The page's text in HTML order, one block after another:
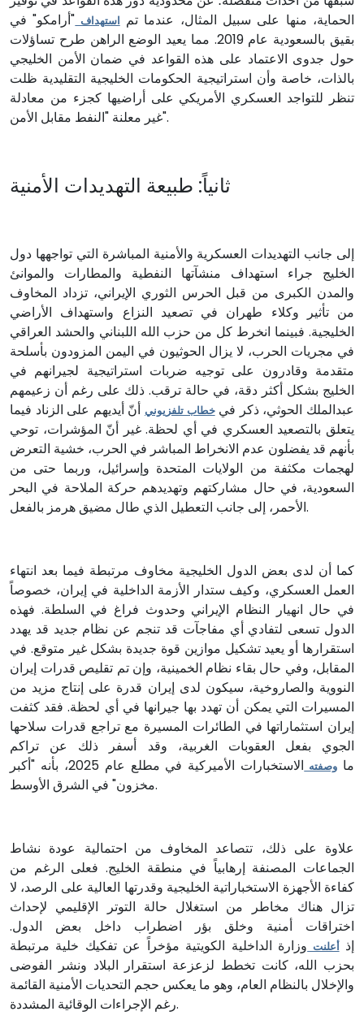
الحماية، منها على سبيل المثال، عندما تم استهداف "أرامكو" في
بقيق بالسعودية عام 2019. مما يعيد الوضع الراهن طرح تساؤلات
حول جدوى الاعتماد على هذه القواعد في ضمان الأمن الخليجي
بالذات، خاصة وأن استراتيجية الحكومات الخليجية التقليدية ظلت
تنظر للتواجد العسكري الأمريكي على أراضيها كجزء من معادلة
غير معلنة "النفط مقابل الأمن".
ثانياً: طبيعة التهديدات الأمنية
إلى جانب التهديدات العسكرية والأمنية المباشرة التي تواجهها دول
الخليج جراء استهداف منشآتها النفطية والمطارات والموانئ
والمدن الكبرى من قبل الحرس الثوري الإيراني، تزداد المخاوف
من تأثير وكلاء طهران في تصعيد النزاع واستهداف الأراضي
الخليجية. فبينما انخرط كل من حزب الله اللبناني والحشد العراقي
في مجريات الحرب، لا يزال الحوثيون في اليمن المزودون بأسلحة
متقدمة وقادرون على توجيه ضربات استراتيجية لجيرانهم في
الخليج بشكل أكثر دقة، في حالة ترقب. ذلك على رغم أن زعيمهم
عبدالملك الحوثي، ذكر فيخطاب تلفزيوني أنّ أيديهم على الزناد فيما
يتعلق بالتصعيد العسكري في أي لحظة. غير أنّ المؤشرات، توحي
بأنهم قد يفضلون عدم الانخراط المباشر في الحرب، خشية التعرض
لهجمات مكثفة من الولايات المتحدة وإسرائيل، وربما حتى من
السعودية، في حال مشاركتهم وتهديدهم حركة الملاحة في البحر
الأحمر، إلى جانب التعطيل الذي طال مضيق هرمز بالفعل.
كما أن لدى بعض الدول الخليجية مخاوف مرتبطة فيما بعد انتهاء
العمل العسكري، وكيف ستدار الأزمة الداخلية في إيران، خصوصاً
في حال انهيار النظام الإيراني وحدوث فراغ في السلطة. فهذه
الدول تسعى لتفادي أي مفاجآت قد تنجم عن نظام جديد قد يهدد
استقرارها أو يعيد تشكيل موازين قوة جديدة بشكل غير متوقع. في
المقابل، وفي حال بقاء نظام الخمينية، وإن تم تقليص قدرات إيران
النووية والصاروخية، سيكون لدى إيران قدرة على إنتاج مزيد من
المسيرات التي يمكن أن تهدد بها جيرانها في أي لحظة. فقد كثفت
إيران استثماراتها في الطائرات المسيرة مع تراجع قدرات سلاحها
الجوي بفعل العقوبات الغربية، وقد أسفر ذلك عن تراكم
ما وصفته
الاستخبارات الأميركية في مطلع عام 2025، بأنه "أكبر
مخزون" في الشرق الأوسط.
علاوة على ذلك، تتصاعد المخاوف من احتمالية عودة نشاط
الجماعات المصنفة إرهابياً في منطقة الخليج. فعلى الرغم من
كفاءة الأجهزة الاستخباراتية الخليجية وقدرتها العالية على الرصد، لا
تزال هناك مخاطر من استغلال حالة التوتر الإقليمي لإحداث
اختراقات أمنية وخلق بؤر اضطراب داخل بعض الدول.
إذأعلنت وزارة الداخلية الكويتية مؤخراً عن تفكيك خلية مرتبطة
بحزب الله، كانت تخطط لزعزعة استقرار البلاد ونشر الفوضى
والإخلال بالنظام العام، وهو ما يعكس حجم التحديات الأمنية القائمة
رغم الإجراءات الوقائية المشددة.